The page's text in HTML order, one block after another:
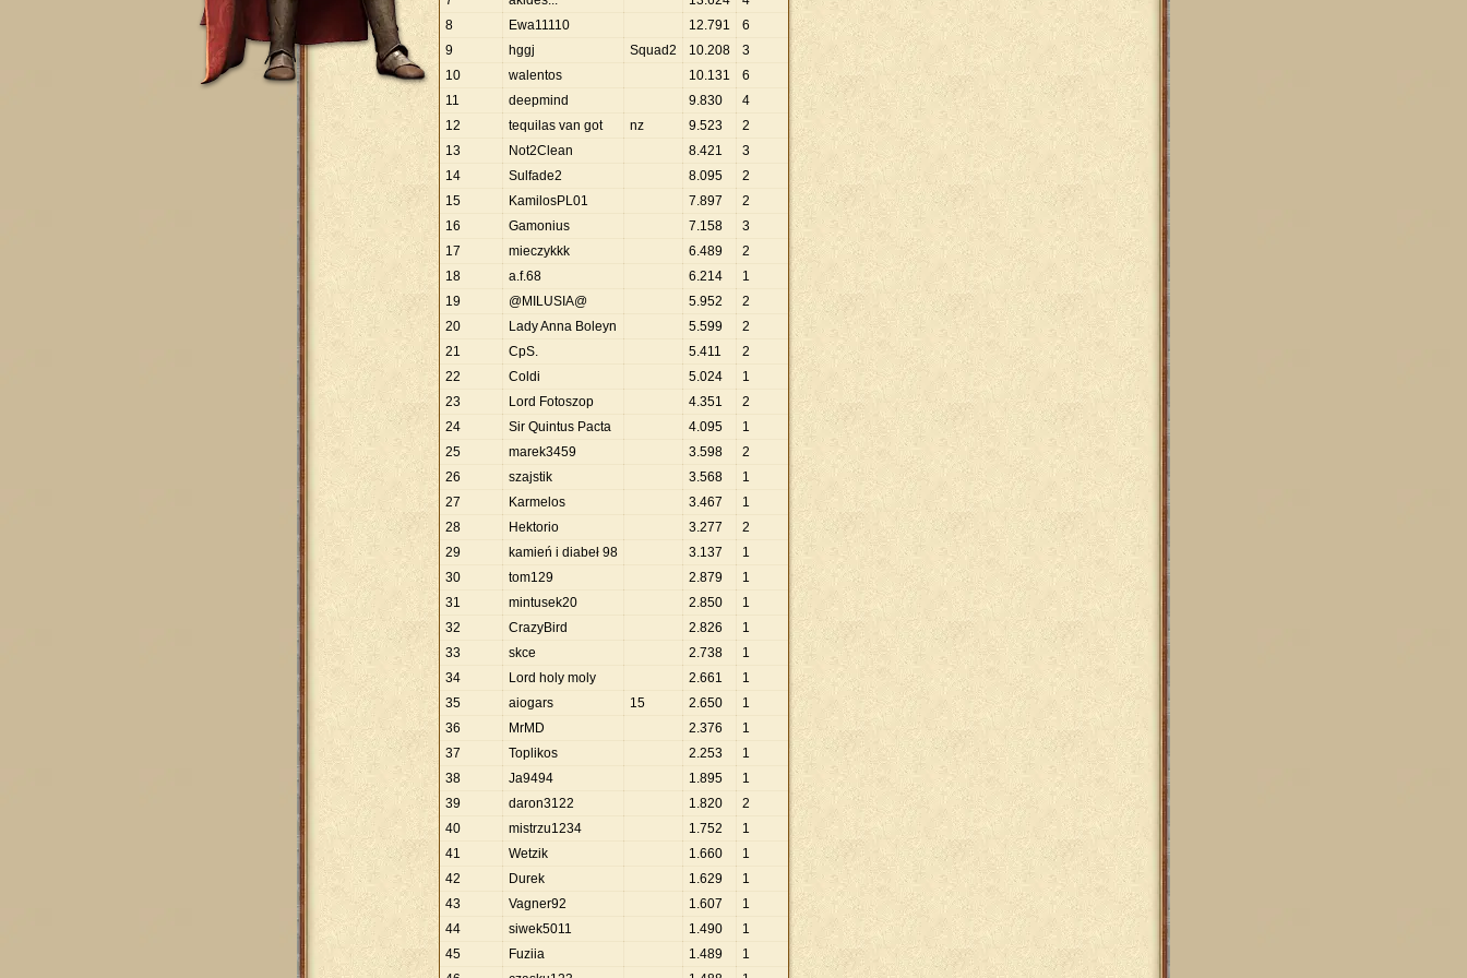
8
Ewa11110 12.791
6
9
hggj Squad2 10.208
3
10
walentos 10.131
6
11
deepmind 9.830
4
12
tequilas van got nz 9.523
2
13
Not2Clean 8.421
3
14
Sulfade2 8.095
2
15
KamilosPL01 7.897
2
16
Gamonius 7.158
3
17
mieczykkk 6.489
2
18
a.f.68 6.214
1
19
@MILUSIA@ 5.952
2
20
Lady Anna Boleyn 5.599
2
21
CpS. 5.411
2
22
Coldi 5.024
1
23
Lord Fotoszop 4.351
2
24
Sir Quintus Pacta 4.095
1
25
marek3459 3.598
2
26
szajstik 3.568
1
27
Karmelos 3.467
1
28
Hektorio 3.277
2
29
kamień i diabeł 98 3.137
1
30
tom129 2.879
1
31
mintusek20 2.850
1
32
CrazyBird 2.826
1
33
skce 2.738
1
34
Lord holy moly 2.661
1
35
aiogars 15 2.650
1
36
MrMD 2.376
1
37
Toplikos 2.253
1
38
Ja9494 1.895
1
39
daron3122 1.820
2
40
mistrzu1234 1.752
1
41
Wetzik 1.660
1
42
Durek 1.629
1
43
Vagner92 1.607
1
44
siwek5011 1.490
1
45
Fuziia 1.489
1